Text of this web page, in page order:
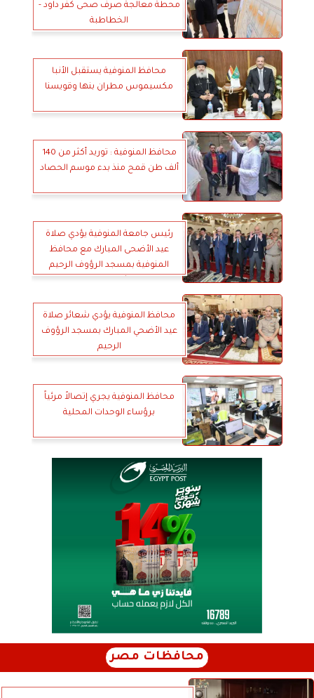
محطة معالجة صرف صحى كفر داود -
الخطاطبة
محافظ المنوفية يستقبل الأنبا
مكسيموس مطران بنها وقويسنا
محافظ المنوفية : توريد أكثر من 140
ألف طن قمح منذ بدء موسم الحصاد
رئيس جامعة المنوفية يؤدي صلاة
عيد الأضحى المبارك مع محافظ
المنوفية بمسجد الرؤوف الرحيم
محافظ المنوفية يؤدي شعائر صلاة
عيد الأضحي المبارك بمسجد الرؤوف
الرحيم
محافظ المنوفية يجري إتصالاً مرئياً
برؤساء الوحدات المحلية
محافظات مصر